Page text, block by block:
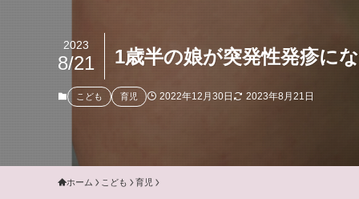
1歳半の娘が突発性発疹に
2023
8/21
こども 育児 2022年12月30日 2023年8月21日
ホーム こども 育児